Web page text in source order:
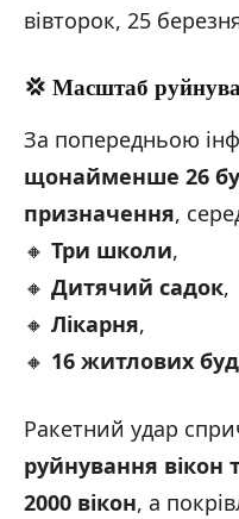
вівторок, 25
💢 Масштаб
За попередньою
щонайменше 26
призначення,
🔸 Три школи,
🔸 Дитячий садок,
🔸 Лікарня,
🔸 16 житлових
Ракетний удар
руйнування вікон
2000 вікон, а